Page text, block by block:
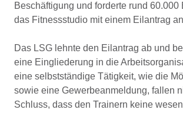
Beschäftigung und forderte rund
das Fitnessstudio mit einem Eilantrag
Das LSG lehnte den Eilantrag ab und
eine Eingliederung in die
eine selbstständige Tätigkeit, wie die
sowie eine Gewerbeanmeldung, fallen
Schluss, dass den Trainern keine